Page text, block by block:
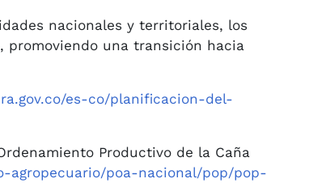
nacionales y territoriales, los
promoviendo una transición hacia
es-co/planificacion-del-
Productivo de la Caña
agropecuario/poa-nacional/pop/pop-